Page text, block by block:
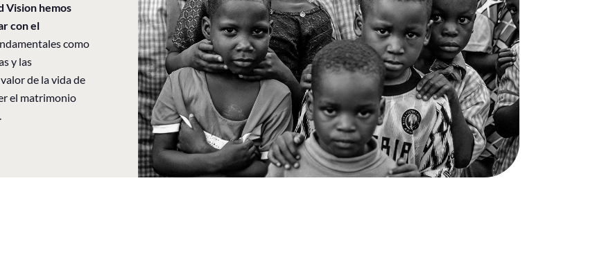
Vision hemos
con el
como
y las
de la vida de
el matrimonio